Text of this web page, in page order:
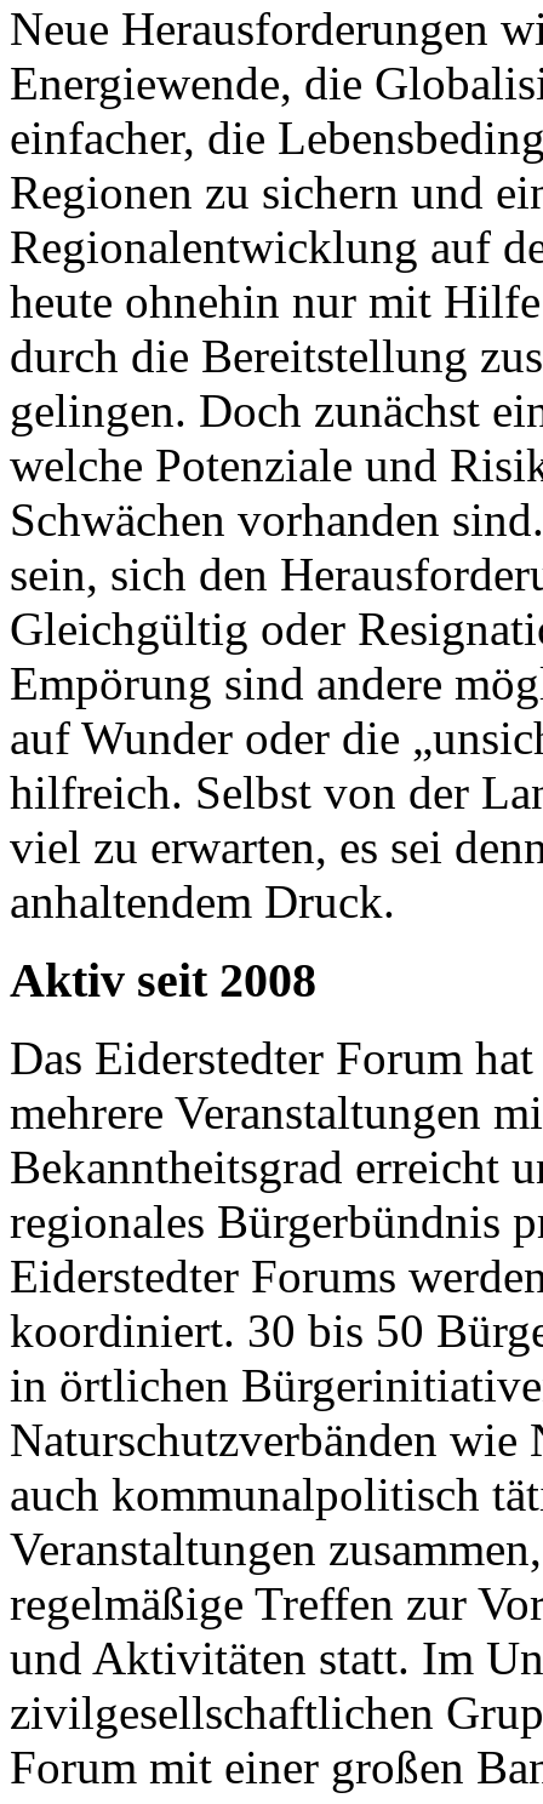
Neue Herausforderungen
Energiewende, die
einfacher, die
Regionen zu sichern und
Regionalentwicklung auf
heute ohnehin nur mit
durch die Bereitstellung
gelingen. Doch zunächst
welche Potenziale und
Schwächen vorhanden
sein, sich den
Gleichgültig oder
Empörung sind andere
auf Wunder oder die
hilfreich. Selbst von der
viel zu erwarten, es sei
anhaltendem Druck.
Aktiv seit 2008
Das Eiderstedter Forum
mehrere Veranstaltungen
Bekanntheitsgrad erreicht
regionales Bürgerbündnis
Eiderstedter Forums
koordiniert. 30 bis 50
in örtlichen
Naturschutzverbänden
auch kommunalpolitisch
Veranstaltungen
regelmäßige Treffen zur
und Aktivitäten statt. Im
zivilgesellschaftlichen
Forum mit einer großen